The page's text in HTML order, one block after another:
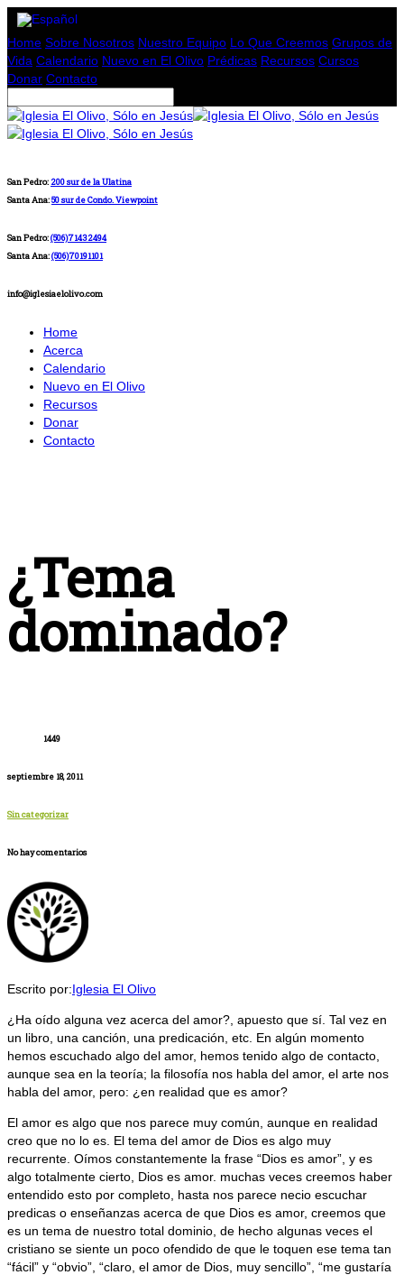
Home Sobre Nosotros Nuestro Equipo Lo Que Creemos Grupos de
Vida Calendario Nuevo en El Olivo Prédicas Recursos Cursos
Donar Contacto
San Pedro: 200 sur de la Ulatina
Santa Ana:50 sur de Condo. Viewpoint
San Pedro:(506)71432494
Santa Ana:(506)70191101
info@iglesiaelolivo.com
Home
Acerca
Calendario
Nuevo en El Olivo
Recursos
Donar
Contacto
¿Tema
dominado?
1449
septiembre 18, 2011
Sin categorizar
No hay comentarios
Escrito por:Iglesia El Olivo
¿Ha oído alguna vez acerca del amor?, apuesto que sí. Tal vez en
un libro, una canción, una predicación, etc. En algún momento
hemos escuchado algo del amor, hemos tenido algo de contacto,
aunque sea en la teoría; la filosofía nos habla del amor, el arte nos
habla del amor, pero: ¿en realidad que es amor?
El amor es algo que nos parece muy común, aunque en realidad
creo que no lo es. El tema del amor de Dios es algo muy
recurrente. Oímos constantemente la frase “Dios es amor”, y es
algo totalmente cierto, Dios es amor. muchas veces creemos haber
entendido esto por completo, hasta nos parece necio escuchar
predicas o enseñanzas acerca de que Dios es amor, creemos que
es un tema de nuestro total dominio, de hecho algunas veces el
cristiano se siente un poco ofendido de que le toquen ese tema tan
“fácil” y “obvio”, “claro, el amor de Dios, muy sencillo”, “me gustaría